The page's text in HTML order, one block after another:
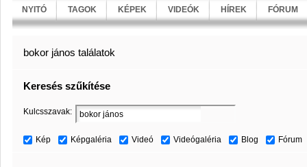
NYITÓ TAGOK KÉPEK VIDEÓK HÍREK FÓRUM
bokor jános találatok
Keresés szűkítése
Kulcsszavak:
Kép Képgaléria Videó Videógaléria Blog Fórum